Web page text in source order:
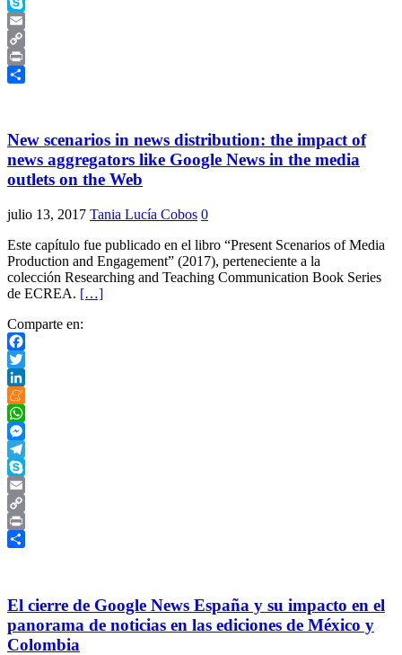
Skype
Email
Copy
Link
Print
New scenarios in news distribution: the impact of
news aggregators like Google News in the media
outlets on the Web
julio 13, 2017 Tania Lucía Cobos 0
Este capítulo fue publicado en el libro “Present Scenarios of Media
Production and Engagement” (2017), perteneciente a la
colección Researching and Teaching Communication Book Series
de ECREA. […]
Comparte en:
Facebook
Twitter
LinkedIn
Meneame
WhatsApp
Messenger
Telegram
Skype
Email
Copy
Link
Print
El cierre de Google News España y su impacto en el
panorama de noticias en las ediciones de México y
Colombia